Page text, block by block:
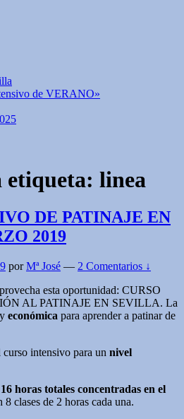
de VERANO»
etiqueta: linea
DE PATINAJE EN
2019
porMª José — 2 Comentarios ↓
esta oportunidad: CURSO
AL PATINAJE EN SEVILLA. La
y económica para aprender a patinar de
curso intensivo para un nivel
16 horas totales concentradas en el
8 clases de 2 horas cada una.